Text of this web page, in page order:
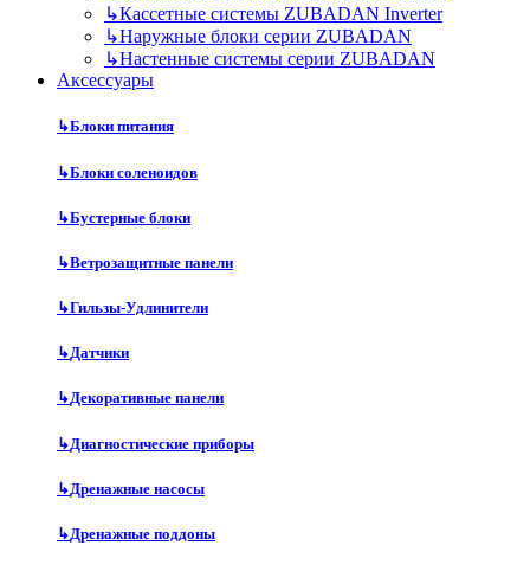
↳Кассетные системы ZUBADAN Inverter
↳Наружные блоки серии ZUBADAN
↳Настенные системы серии ZUBADAN
Аксесcуары
↳Блоки питания
↳Блоки соленоидов
↳Бустерные блоки
↳Ветрозащитные панели
↳Гильзы-Удлинители
↳Датчики
↳Декоративные панели
↳Диагностические приборы
↳Дренажные насосы
↳Дренажные поддоны